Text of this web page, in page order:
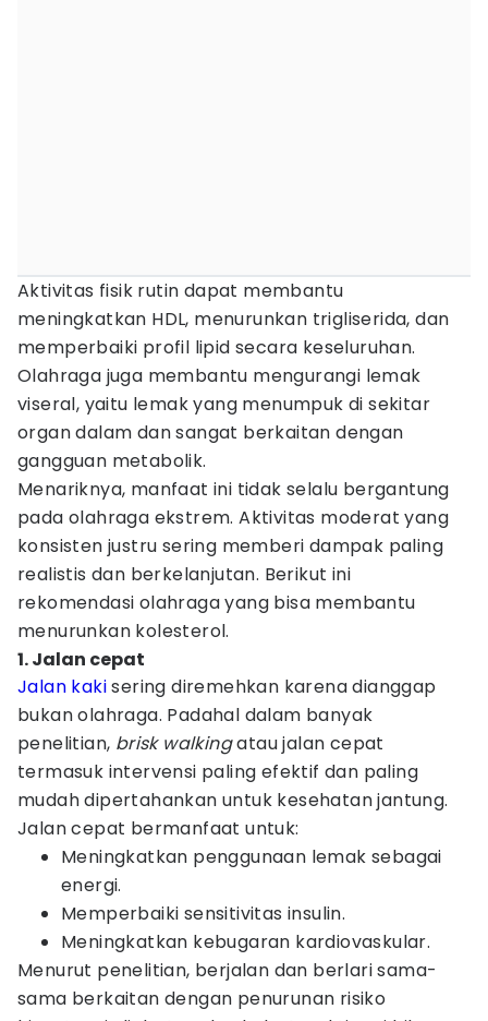
Aktivitas fisik rutin dapat membantu
meningkatkan HDL, menurunkan trigliserida, dan
memperbaiki profil lipid secara keseluruhan.
Olahraga juga membantu mengurangi lemak
viseral, yaitu lemak yang menumpuk di sekitar
organ dalam dan sangat berkaitan dengan
gangguan metabolik.
Menariknya, manfaat ini tidak selalu bergantung
pada olahraga ekstrem. Aktivitas moderat yang
konsisten justru sering memberi dampak paling
realistis dan berkelanjutan. Berikut ini
rekomendasi olahraga yang bisa membantu
menurunkan kolesterol.
1. Jalan cepat
Jalan kakisering diremehkan karena dianggap
bukan olahraga. Padahal dalam banyak
penelitian, brisk walkingatau jalan cepat
termasuk intervensi paling efektif dan paling
mudah dipertahankan untuk kesehatan jantung.
Jalan cepat bermanfaat untuk:
Meningkatkan penggunaan lemak sebagai
energi.
Memperbaiki sensitivitas insulin.
Meningkatkan kebugaran kardiovaskular.
Menurut penelitian, berjalan dan berlari sama-
sama berkaitan dengan penurunan risiko